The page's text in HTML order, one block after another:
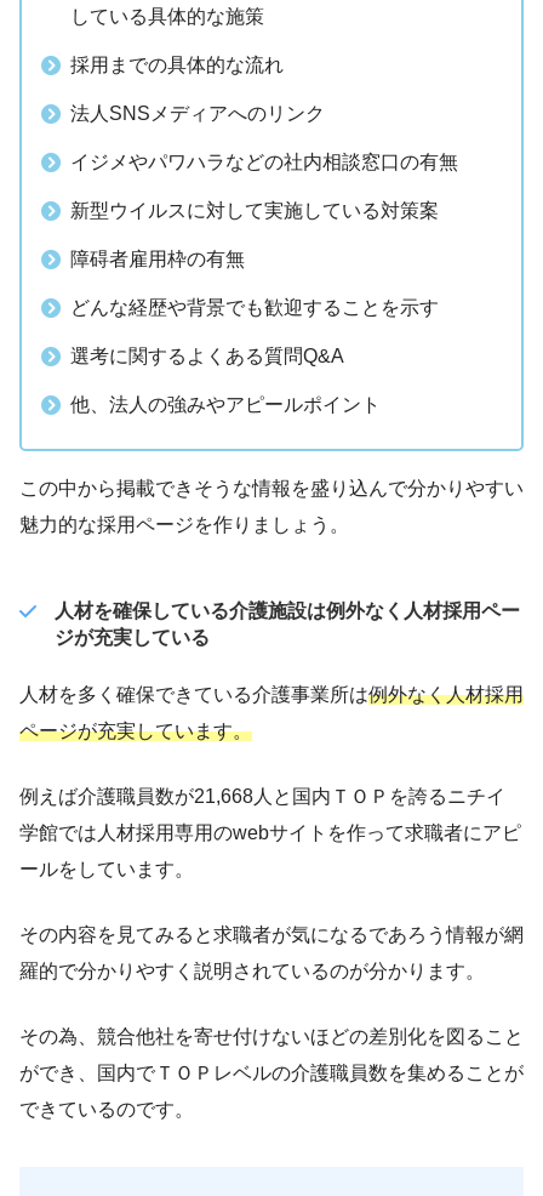
している具体的な施策
採用までの具体的な流れ
法人SNSメディアへのリンク
イジメやパワハラなどの社内相談窓口の有無
新型ウイルスに対して実施している対策案
障碍者雇用枠の有無
どんな経歴や背景でも歓迎することを示す
選考に関するよくある質問Q&A
他、法人の強みやアピールポイント
この中から掲載できそうな情報を盛り込んで分かりやすい
魅力的な採用ページを作りましょう。
人材を確保している介護施設は例外なく人材採用ペー
ジが充実している
人材を多く確保できている介護事業所は例外なく人材採用
ページが充実しています。
例えば介護職員数が21,668人と国内ＴＯＰを誇るニチイ
学館では人材採用専用のwebサイトを作って求職者にアピ
ールをしています。
その内容を見てみると求職者が気になるであろう情報が網
羅的で分かりやすく説明されているのが分かります。
その為、競合他社を寄せ付けないほどの差別化を図ること
ができ、国内でＴＯＰレベルの介護職員数を集めることが
できているのです。